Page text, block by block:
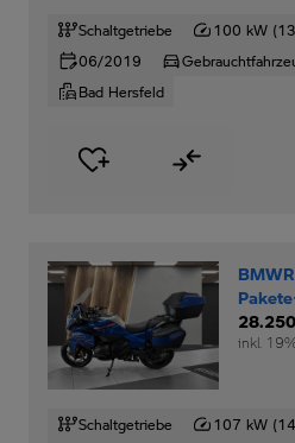
Schaltgetriebe 100 kW
06/2019
Bad Hersfeld
inkl.
Schaltgetriebe 107 kW